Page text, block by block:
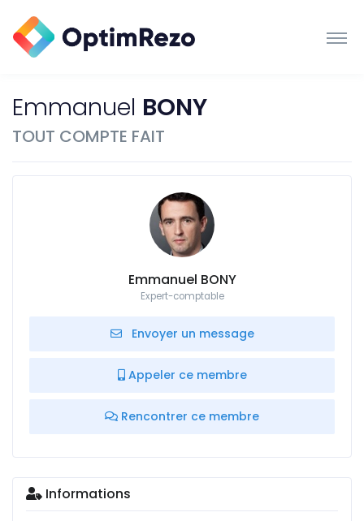
Emmanuel BONY
TOUT COMPTE FAIT
Emmanuel BONY
Expert-comptable
Envoyer un message
Appeler ce membre
Rencontrer ce membre
Informations